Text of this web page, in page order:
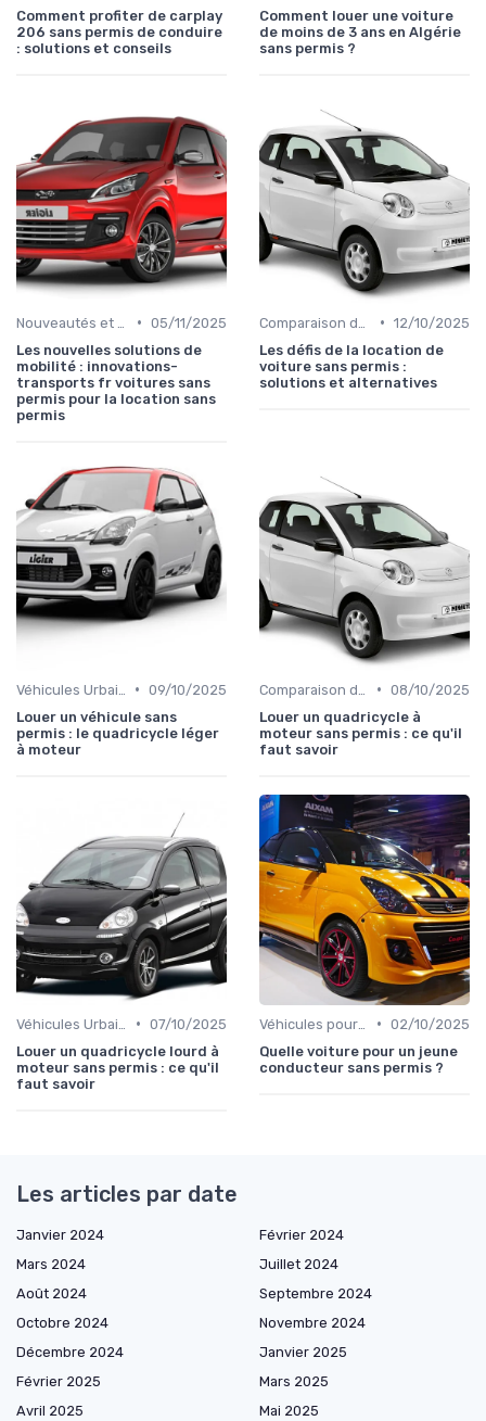
Comment profiter de carplay
206 sans permis de conduire
: solutions et conseils
Comment louer une voiture
de moins de 3 ans en Algérie
sans permis ?
• 05/11/2025
Les nouvelles solutions de
mobilité : innovations-
transports fr voitures sans
permis pour la location sans
permis
• 12/10/2025
Les défis de la location de
voiture sans permis :
solutions et alternatives
• 09/10/2025
Louer un véhicule sans
permis : le quadricycle léger
à moteur
• 08/10/2025
Louer un quadricycle à
moteur sans permis : ce qu'il
faut savoir
• 07/10/2025
Louer un quadricycle lourd à
moteur sans permis : ce qu'il
faut savoir
• 02/10/2025
Quelle voiture pour un jeune
conducteur sans permis ?
Les articles par date
Janvier 2024
Février 2024
Mars 2024
Juillet 2024
Août 2024
Septembre 2024
Octobre 2024
Novembre 2024
Décembre 2024
Janvier 2025
Février 2025
Mars 2025
Avril 2025
Mai 2025